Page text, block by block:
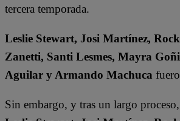
tercera temporada.
Leslie Stewart, Josi Martínez,
Zanetti, Santi Lesmes, Mayra
Aguilar y Armando Machuca
Sin embargo, y tras un largo